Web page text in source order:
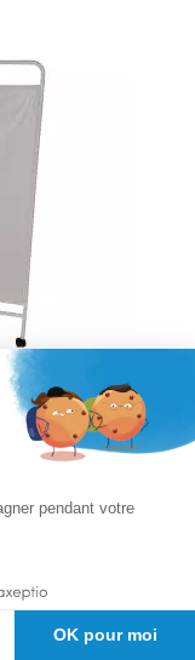
Vog
pendant votre
OK pour moi